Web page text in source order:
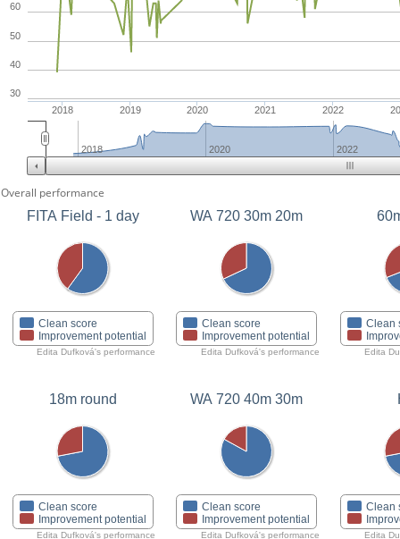
2018 2019 2020 2021 2022
30
40
50
60
2018 2020 2022
Overall performance
FITA Field - 1 day
Clean score
Improvement potential
Edita Dufková's performance
WA 720 30m 20m
Clean score
Improvement potential
Edita Dufková's performance
Clean
Edita
18m round
Clean score
Improvement potential
Edita Dufková's performance
WA 720 40m 30m
Clean score
Improvement potential
Edita Dufková's performance
Clean
Edita